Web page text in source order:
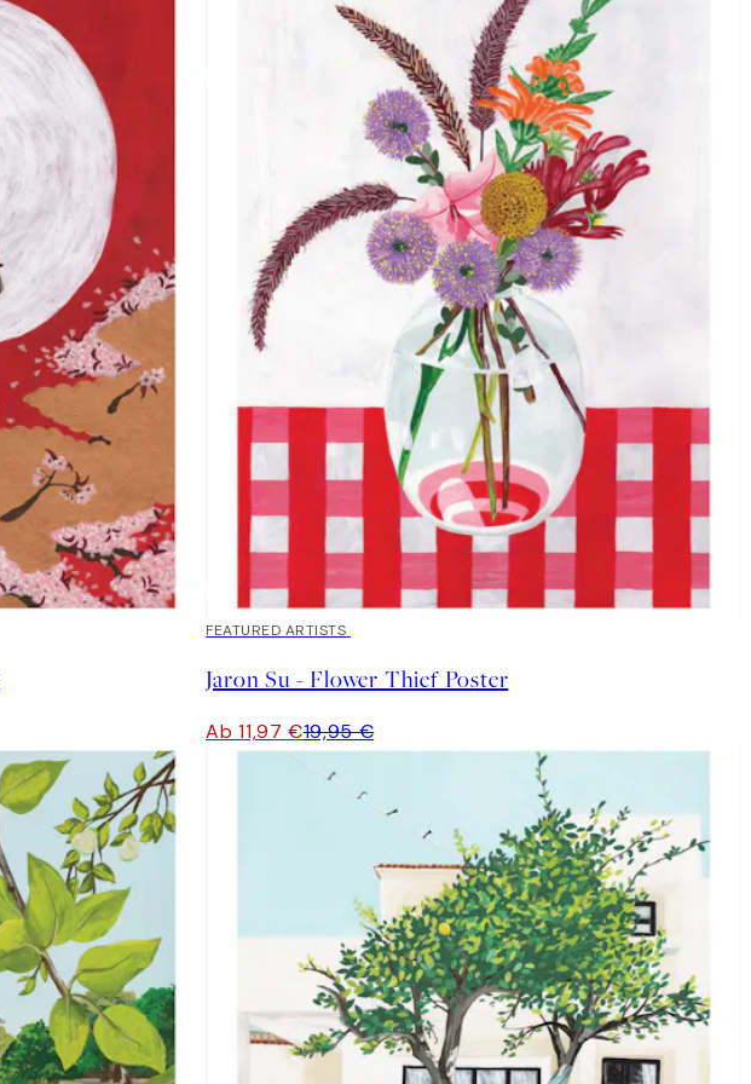
40%*
FEATURED ARTISTS
Jaron Su - Flower Thief Poster
Ab 11,97 €19,95 €